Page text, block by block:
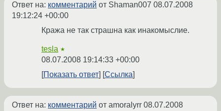
Ответ на: комментарий от Shaman007 08.07.2008
19:12:24 +00:00
Кража не так страшна как инакомыслие.
tesla ★
08.07.2008 19:14:33 +00:00
Показать ответ
Ссылка
Ответ на: комментарий от amoralyrr 08.07.2008